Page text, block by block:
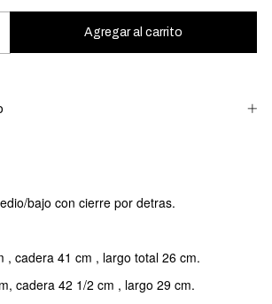
bajo con cierre por detras.
, cadera 41 cm , largo total 26 cm.
cadera 42 1/2 cm , largo 29 cm.